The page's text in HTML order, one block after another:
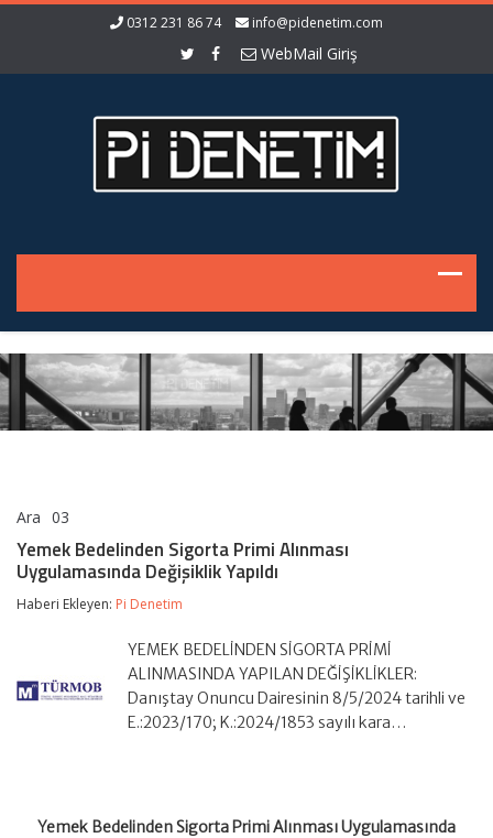
0312 231 86 74 info@pidenetim.com
WebMail Giriş
Ara 03
Sigorta
Primi
Uygulamasında
Yapıldı
Yemek Bedelinden Sigorta Primi Alınması
Uygulamasında Değişiklik Yapıldı
Haberi Ekleyen: Pi Denetim
YEMEK BEDELİNDEN SİGORTA PRİMİ
ALINMASINDA YAPILAN DEĞİŞİKLİKLER:
Danıştay Onuncu Dairesinin 8/5/2024 tarihli ve
E.:2023/170; K.:2024/1853 sayılı kara…
Yemek Bedelinden Sigorta Primi Alınması Uygulamasında